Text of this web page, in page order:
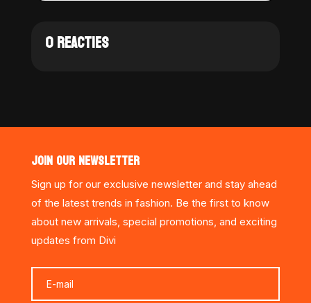
0 REACTIES
JOIN OUR NEWSLETTER
Sign up for our exclusive newsletter and stay ahead
of the latest trends in fashion. Be the first to know
about new arrivals, special promotions, and exciting
updates from Divi